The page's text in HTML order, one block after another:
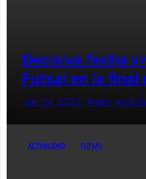
Decisiva fecha
Futsal en la final
Jun 24, 2022 Radio
ACTUALIDAD FUTSAL